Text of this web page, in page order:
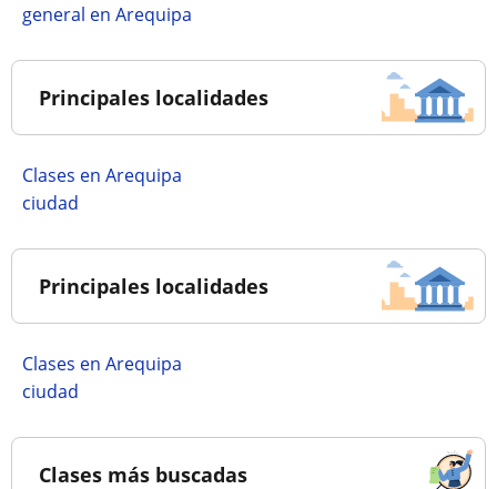
general en Arequipa
Principales localidades
Clases en Arequipa
ciudad
Principales localidades
Clases en Arequipa
ciudad
Clases más buscadas